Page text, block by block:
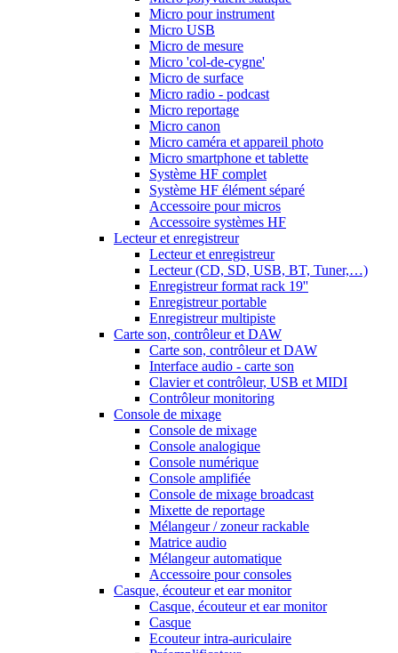
Micro pour instrument
Micro USB
Micro de mesure
Micro 'col-de-cygne'
Micro de surface
Micro radio - podcast
Micro reportage
Micro canon
Micro caméra et appareil photo
Micro smartphone et tablette
Système HF complet
Système HF élément séparé
Accessoire pour micros
Accessoire systèmes HF
Lecteur et enregistreur
Lecteur et enregistreur
Lecteur (CD, SD, USB, BT, Tuner,…)
Enregistreur format rack 19''
Enregistreur portable
Enregistreur multipiste
Carte son, contrôleur et DAW
Carte son, contrôleur et DAW
Interface audio - carte son
Clavier et contrôleur, USB et MIDI
Contrôleur monitoring
Console de mixage
Console de mixage
Console analogique
Console numérique
Console amplifiée
Console de mixage broadcast
Mixette de reportage
Mélangeur / zoneur rackable
Matrice audio
Mélangeur automatique
Accessoire pour consoles
Casque, écouteur et ear monitor
Casque, écouteur et ear monitor
Casque
Ecouteur intra-auriculaire